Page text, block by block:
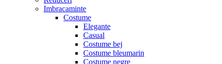
Imbracaminte
Costume
Elegante
Casual
Costume bej
Costume bleumarin
Costume negre